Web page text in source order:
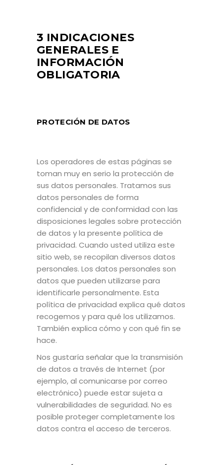
3 INDICACIONES
GENERALES E
INFORMACIÓN
OBLIGATORIA
PROTECIÓN DE DATOS
Los operadores de estas páginas se
toman muy en serio la protección de
sus datos personales. Tratamos sus
datos personales de forma
confidencial y de conformidad con las
disposiciones legales sobre protección
de datos y la presente política de
privacidad. Cuando usted utiliza este
sitio web, se recopilan diversos datos
personales. Los datos personales son
datos que pueden utilizarse para
identificarle personalmente. Esta
política de privacidad explica qué datos
recogemos y para qué los utilizamos.
También explica cómo y con qué fin se
hace.
Nos gustaría señalar que la transmisión
de datos a través de Internet (por
ejemplo, al comunicarse por correo
electrónico) puede estar sujeta a
vulnerabilidades de seguridad. No es
posible proteger completamente los
datos contra el acceso de terceros.